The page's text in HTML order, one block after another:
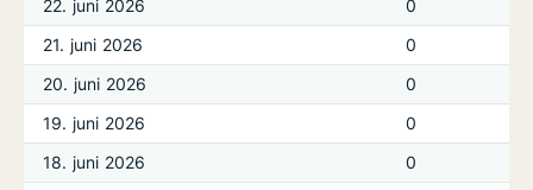
22. juni 2026
0
21. juni 2026
0
20. juni 2026
0
19. juni 2026
0
18. juni 2026
0